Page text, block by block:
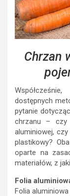
Chrzan
dostępnych
pytanie
chrzanu – czy
aluminiowej,
plastikowy?
oparte na
materiałów, z
Folia
Folia